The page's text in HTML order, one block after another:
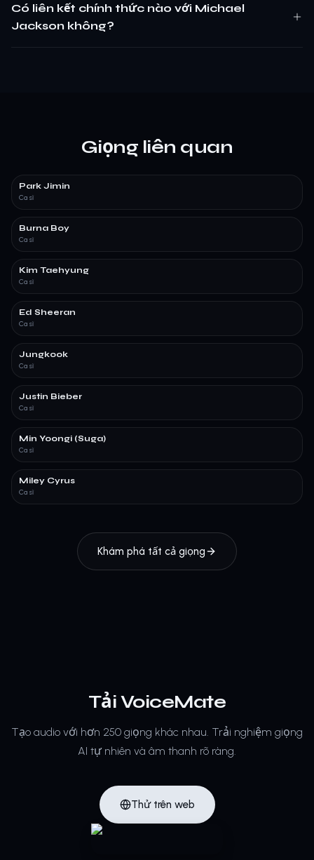
Có liên kết chính thức nào với Michael
Jackson không?
Giọng liên quan
Park Jimin
Ca sĩ
Burna Boy
Ca sĩ
Kim Taehyung
Ca sĩ
Ed Sheeran
Ca sĩ
Jungkook
Ca sĩ
Justin Bieber
Ca sĩ
Min Yoongi (Suga)
Ca sĩ
Miley Cyrus
Ca sĩ
Khám phá tất cả giọng
Tải VoiceMate
Tạo audio với hơn 250 giọng khác nhau. Trải nghiệm giọng
AI tự nhiên và âm thanh rõ ràng.
Thử trên web